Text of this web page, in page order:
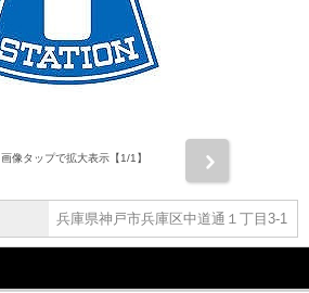
画像タップで拡大表示【1/1】
兵庫県神戸市兵庫区中道通１丁目3-1